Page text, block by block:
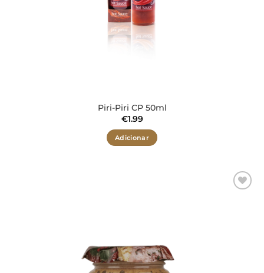
Piri-Piri CP 50ml
€1.99
Adicionar